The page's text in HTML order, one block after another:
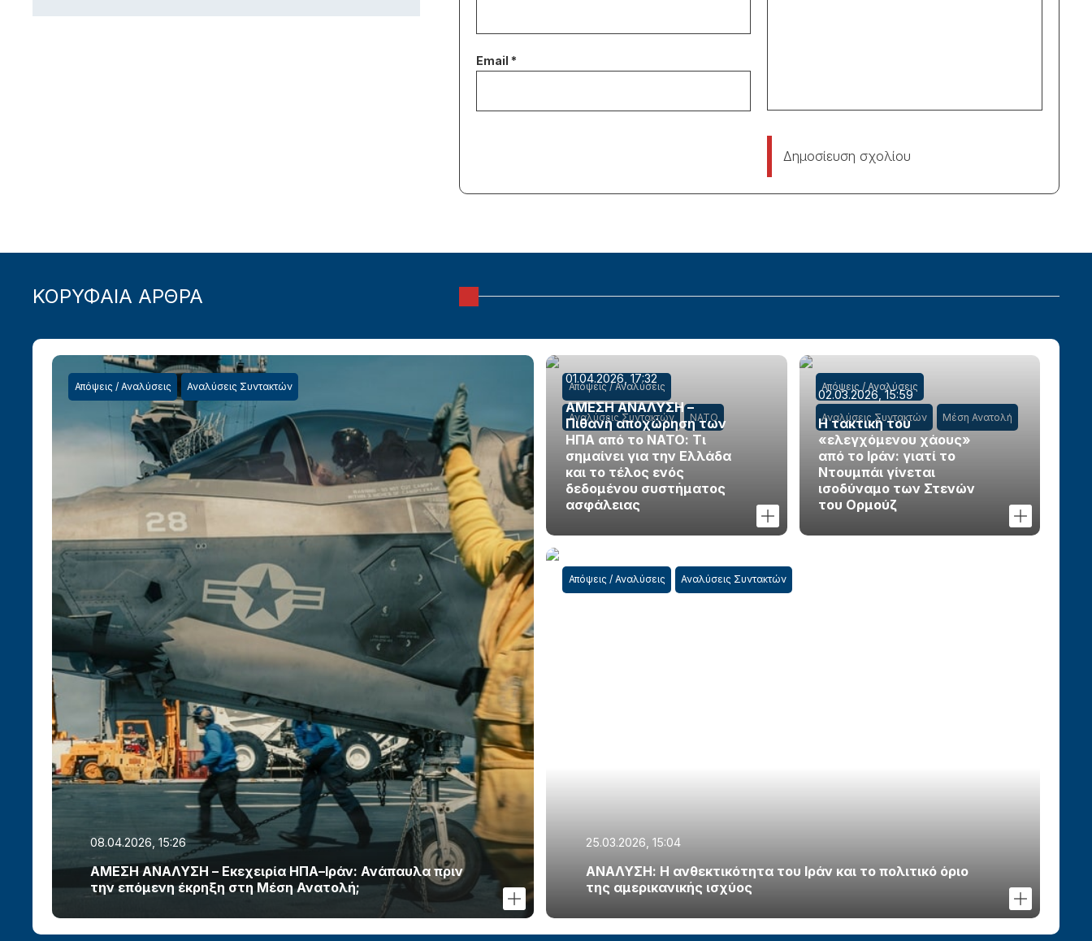
Δημοσίευση σχολίου
ΚΟΡΥΦΑΙΑ ΑΡΘΡΑ
Απόψεις / Αναλύσεις Αναλύσεις Συντακτών
08.04.2026, 15:26
ΑΜΕΣΗ ΑΝΑΛΥΣΗ – Εκεχειρία ΗΠΑ–Ιράν: Ανάπαυλα πριν
την επόμενη έκρηξη στη Μέση Ανατολή;
Απόψεις / Αναλύσεις
Αναλύσεις Συντακτών ΝΑΤΟ
01.04.2026, 17:32
ΑΜΕΣΗ ΑΝΑΛΥΣΗ –
Πιθανή αποχώρηση των
ΗΠΑ από το ΝΑΤΟ: Τι
σημαίνει για την Ελλάδα
και το τέλος ενός
δεδομένου συστήματος
ασφάλειας
Απόψεις / Αναλύσεις
Αναλύσεις Συντακτών Μέση Ανατολή
02.03.2026, 15:59
Η τακτική του
«ελεγχόμενου χάους»
από το Ιράν: γιατί το
Ντουμπάι γίνεται
ισοδύναμο των Στενών
του Ορμούζ
Απόψεις / Αναλύσεις Αναλύσεις Συντακτών
25.03.2026, 15:04
ΑΝΑΛΥΣΗ: Η ανθεκτικότητα του Ιράν και το πολιτικό όριο
της αμερικανικής ισχύος